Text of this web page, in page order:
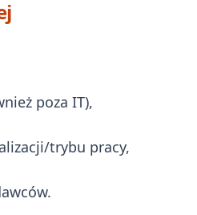
poza IT),
trybu pracy,